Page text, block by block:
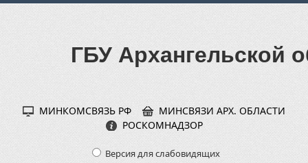
ГБУ Архангельской
МИНКОМСВЯЗЬ РФ
МИНСВЯЗИ АРХ. ОБЛАСТИ
РОСКОМНАДЗОР
Версия для слабовидящих